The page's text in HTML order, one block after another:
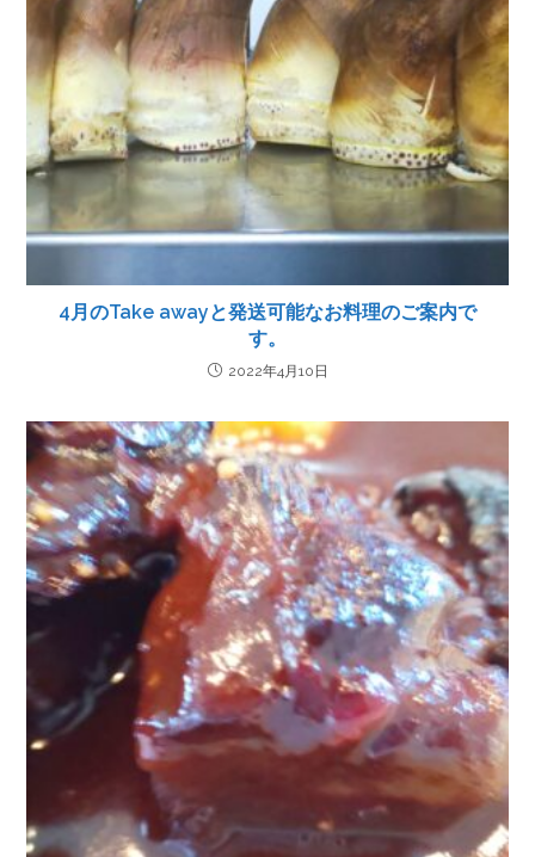
4月のTake awayと発送可能なお料理のご案内で
す。
2022年4月10日